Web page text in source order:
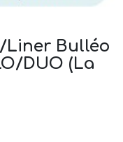
Liner Bulléo
DUO (La